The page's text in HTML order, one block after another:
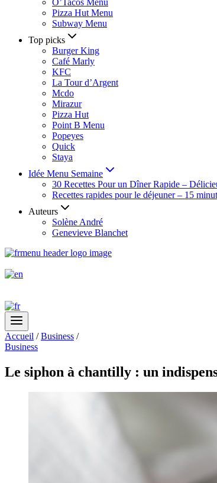
O’Tacos Menu
Pizza Hut Menu
Subway Menu
Top picks
Burger King
Café Marly
KFC
La Tour d’Argent
Mcdo
Mirazur
Pizza Hut
Point B Menu
Popeyes
Quick
Staya
Idée Menu Semaine
30 Recettes Pour un Dîner Rapide –
Recettes rapides pour le déjeuner – 15
Auteurs
Solène André
Genevieve Blanchet
Accueil / Business /
Business
Le siphon à chantilly : un